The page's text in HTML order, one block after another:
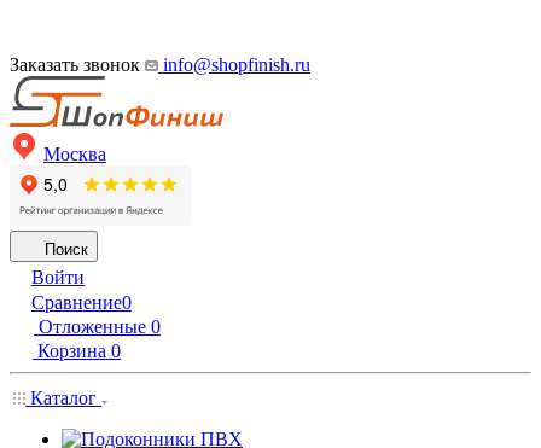
Заказать звонок info@shopfinish.ru
Москва
Поиск
Войти
Сравнение0
Отложенные 0
Корзина 0
Каталог